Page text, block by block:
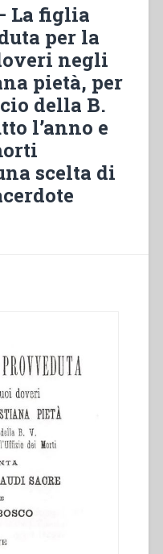
La figlia
per la
negli
pietà, per
della B.
l’anno e
scelta di